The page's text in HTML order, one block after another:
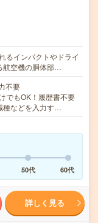
るインパクトやドライ
航空機の胴体部…
不要
でもOK！履歴書不要
種などを入力す…
50代 60代
詳しく見る